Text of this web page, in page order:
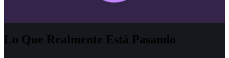
Lo Que Realmente Está Pasando